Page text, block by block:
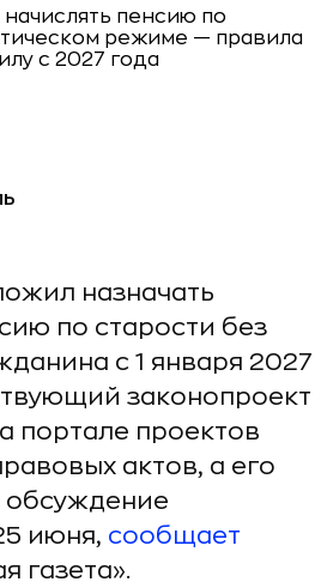
назначать
по старости без
с 1 января 2027
законопроект
портале проектов
актов, а его
июня, сообщает
газета».